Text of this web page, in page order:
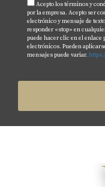
title insurancees
pérdidas o daños
que pudieran existir.
seguro puede
Hay dos tipos
Acepto los términos y
por la empresa. Acepto ser
electrónico y mensaje de
responder «stop» en
puede hacer clic en el
electrónicos. Pueden
mensajes puede variar.